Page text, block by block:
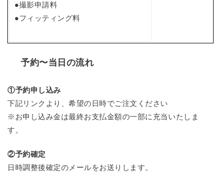
●撮影申請料
●フィッティング料
予約〜当日の流れ
①予約申し込み
下記リンクより、希望の日時でご注文ください
※お申し込み金は最終お支払金額の一部に充当いたしま
す。
②予約確定
日時調整後確定のメールをお送りします。